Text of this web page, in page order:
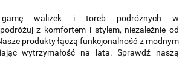
gamę walizek i toreb podróżnych w
z komfortem i stylem, niezależnie od
produkty łączą funkcjonalność z modnym
wytrzymałość na lata. Sprawdź naszą